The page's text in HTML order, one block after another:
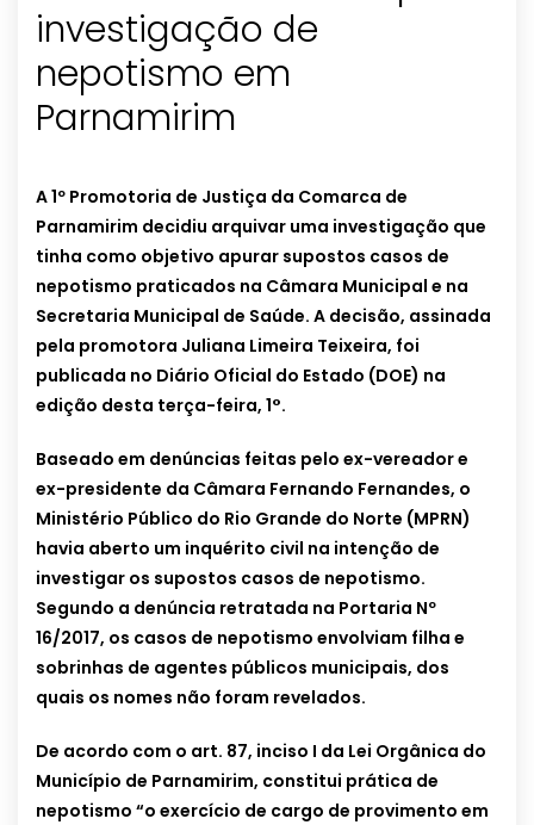
investigação de
nepotismo em
Parnamirim
A 1º Promotoria de Justiça da Comarca de
Parnamirim decidiu arquivar uma investigação que
tinha como objetivo apurar supostos casos de
nepotismo praticados na Câmara Municipal e na
Secretaria Municipal de Saúde. A decisão, assinada
pela promotora Juliana Limeira Teixeira, foi
publicada no Diário Oficial do Estado (DOE) na
edição desta terça-feira, 1°.
Baseado em denúncias feitas pelo ex-vereador e
ex-presidente da Câmara Fernando Fernandes, o
Ministério Público do Rio Grande do Norte (MPRN)
havia aberto um inquérito civil na intenção de
investigar os supostos casos de nepotismo.
Segundo a denúncia retratada na Portaria Nº
16/2017, os casos de nepotismo envolviam filha e
sobrinhas de agentes públicos municipais, dos
quais os nomes não foram revelados.
De acordo com o art. 87, inciso I da Lei Orgânica do
Município de Parnamirim, constitui prática de
nepotismo “o exercício de cargo de provimento em